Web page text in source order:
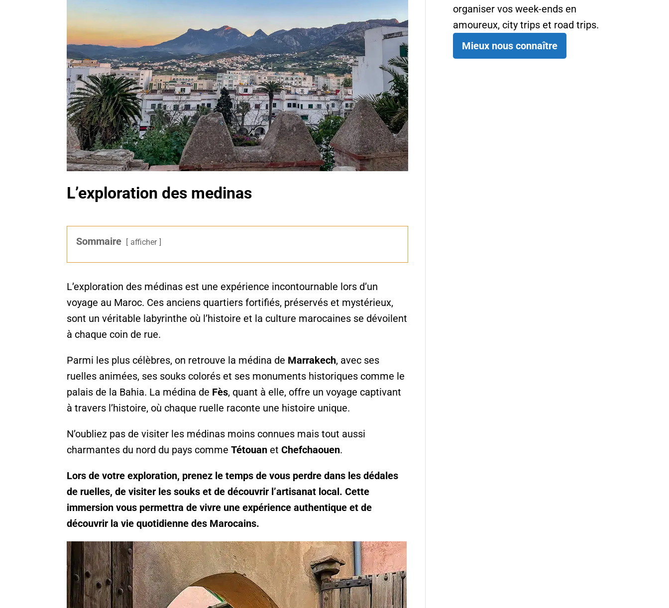
L’exploration des medinas
Sommaire afficher
L’exploration des médinas est une expérience incontournable lors d’un
voyage au Maroc. Ces anciens quartiers fortifiés, préservés et mystérieux,
sont un véritable labyrinthe où l’histoire et la culture marocaines se dévoilent
à chaque coin de rue.
Parmi les plus célèbres, on retrouve la médina de Marrakech, avec ses
ruelles animées, ses souks colorés et ses monuments historiques comme le
palais de la Bahia. La médina de Fès, quant à elle, offre un voyage captivant
à travers l’histoire, où chaque ruelle raconte une histoire unique.
N’oubliez pas de visiter les médinas moins connues mais tout aussi
charmantes du nord du pays commeTétouan etChefchaouen.
Lors de votre exploration, prenez le temps de vous perdre dans les dédales
de ruelles, de visiter les souks et de découvrir l’artisanat local. Cette
immersion vous permettra de vivre une expérience authentique et de
découvrir la vie quotidienne des Marocains.
organiser vos week-ends en
amoureux, city trips et road trips.
Mieux nous connaître